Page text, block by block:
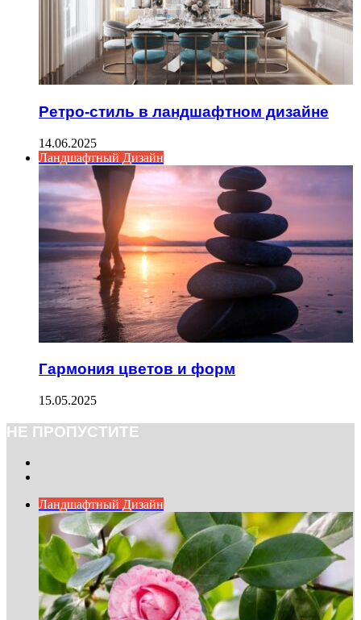
Ретро-стиль в ландшафтном дизайне
14.06.2025
Ландшафтный Дизайн
Гармония цветов и форм
15.05.2025
НЕ ПРОПУСТИТЕ
Ландшафтный Дизайн